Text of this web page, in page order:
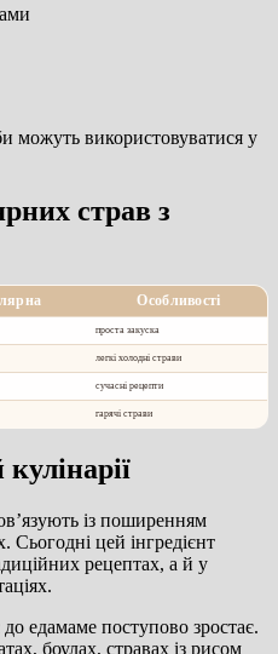
можуть використовуватися у
страв з
Особливості
проста закуска
легкі холодні страви
сучасні рецепти
гарячі страви
із поширенням
Сьогодні цей інгредієнт
рецептах, а й у
до едамаме поступово зростає.
боулах, стравах із рисом